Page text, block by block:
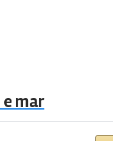
e mar